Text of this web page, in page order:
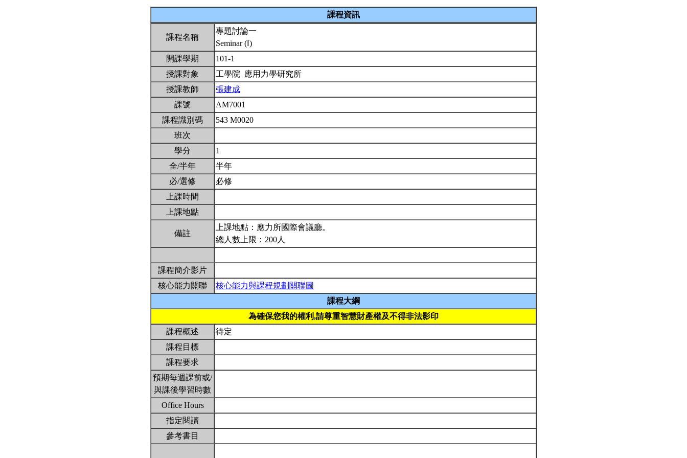
課程資訊
課程名稱
專題討論一
Seminar (Ⅰ)
開課學期
101-1
授課對象
工學院 應用力學研究所
授課教師
張建成
課號
AM7001
課程識別碼
543 M0020
班次
學分
1
全/半年
半年
必/選修
必修
上課時間
上課地點
備註
上課地點：應力所國際會議廳。
總人數上限：200人
課程簡介影片
核心能力關聯
核心能力與課程規劃關聯圖
課程大綱
為確保您我的權利,請尊重智慧財產權及不得非法影印
課程概述
待定
課程目標
課程要求
預期每週課前或/
與課後學習時數
Office Hours
指定閱讀
參考書目